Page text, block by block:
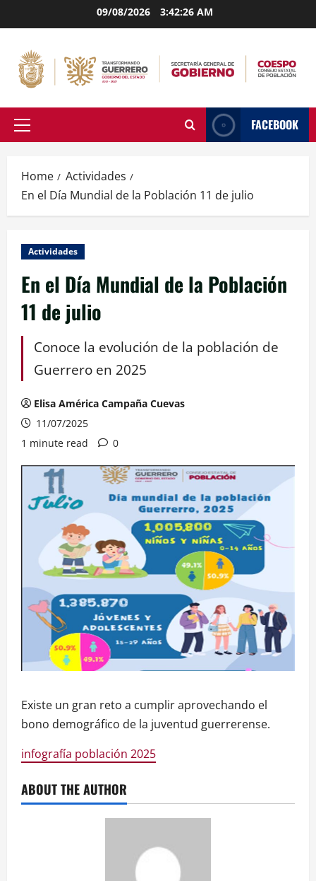
to
content
09/08/2026 3:42:27 AM
Primary
FACEBOOK
Home
Actividades
En el Día Mundial de la Población 11 de julio
Actividades
En el Día Mundial de la Población
11 de julio
Conoce la evolución de la población de
Guerrero en 2025
Elisa América Campaña Cuevas
11/07/2025
1 minute read
0
Existe un gran reto a cumplir aprovechando el
bono demográfico de la juventud guerrerense.
infografía población 2025
ABOUT THE AUTHOR